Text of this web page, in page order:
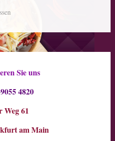
Sie uns
4820
Weg 61
am Main